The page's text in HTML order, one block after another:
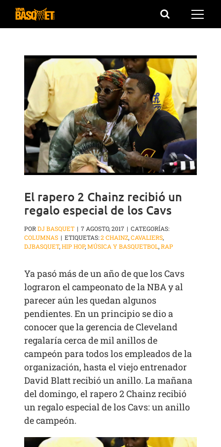
Saltar
El rapero 2 Chainz recibió un
regalo especial de los Cavs
PORDJ BASQUET | 7 AGOSTO, 2017 | CATEGORÍAS:
COLUMNAS | ETIQUETAS:2 CHAINZ,CAVALIERS,
DJBASQUET,HIP HOP,MÚSICA Y BASQUETBOL,RAP
Ya pasó más de un año de que los Cavs
lograron el campeonato de la NBA y al
parecer aún les quedan algunos
pendientes. En un principio se dio a
conocer que la gerencia de Cleveland
regalaría cerca de mil anillos de
campeón para todos los empleados de la
organización, hasta el viejo entrenador
David Blatt recibió un anillo. La mañana
del domingo, el rapero 2 Chainz recibió
un regalo especial de los Cavs: un anillo
de campeón.